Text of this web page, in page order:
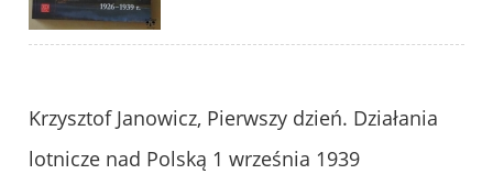
Krzysztof Janowicz, Pierwszy dzień. Działania
lotnicze nad Polską 1 września 1939